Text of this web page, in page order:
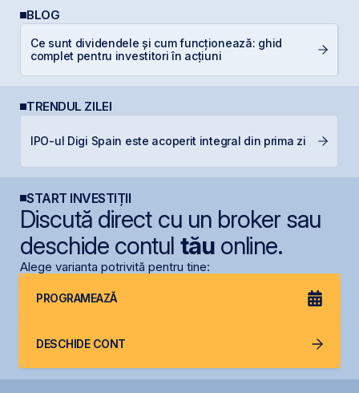
BLOG
Ce sunt dividendele și cum funcționează: ghid
complet pentru investitori în acțiuni
TRENDUL ZILEI
IPO-ul Digi Spain este acoperit integral din prima zi
START INVESTIȚII
Discută direct cu un broker sau
deschide contul tăuonline.
Alege varianta potrivită pentru tine:
PROGRAMEAZĂ
DESCHIDE CONT